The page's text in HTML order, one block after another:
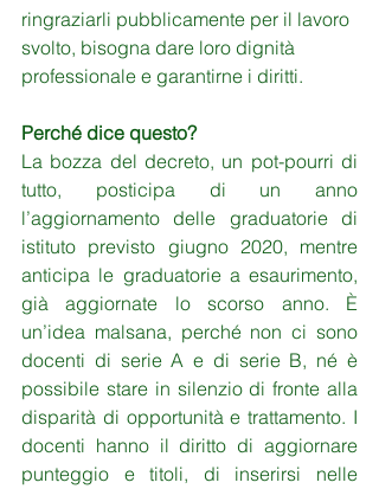
ringraziarli pubblicamente per il lavoro
svolto, bisogna dare loro dignità
professionale e garantirne i diritti.
Perché dice questo?
La bozza del decreto, un pot-pourri di
tutto, posticipa di un anno
l’aggiornamento delle graduatorie di
istituto previsto giugno 2020, mentre
anticipa le graduatorie a esaurimento,
già aggiornate lo scorso anno. È
un’idea malsana, perché non ci sono
docenti di serie A e di serie B, né è
possibile stare in silenzio di fronte alla
disparità di opportunità e trattamento. I
docenti hanno il diritto di aggiornare
punteggio e titoli, di inserirsi nelle